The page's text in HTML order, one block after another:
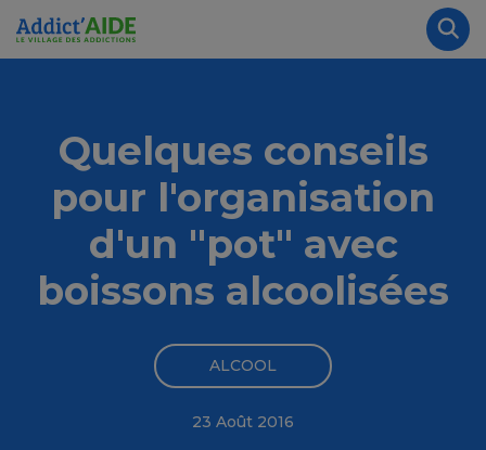
Aller au contenu principal
Quelques conseils
pour l'organisation
d'un "pot" avec
boissons alcoolisées
ALCOOL
23 Août 2016
Panneau de gestion des cookies